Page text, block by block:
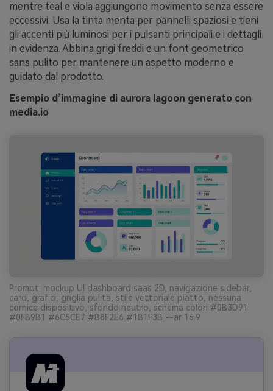
mentre teal e viola aggiungono movimento senza essere
eccessivi. Usa la tinta menta per pannelli spaziosi e tieni
gli accenti più luminosi per i pulsanti principali e i dettagli
in evidenza. Abbina grigi freddi e un font geometrico
sans pulito per mantenere un aspetto moderno e
guidato dal prodotto.
Esempio d’immagine di aurora lagoon generato con
media.io
Prompt: mockup UI dashboard saas 2D, navigazione sidebar,
card, grafici, griglia pulita, stile vettoriale piatto, nessuna
cornice dispositivo, sfondo neutro, schema colori #0B3D91
#0FB9B1 #6C5CE7 #B8F2E6 #1B1F3B --ar 16:9